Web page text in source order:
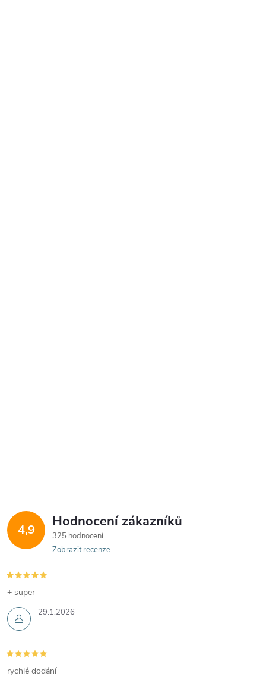
4,9 Hodnocení zákazníků
325 hodnocení
Zobrazit recenze
29.1.2026
+ super
rychlé dodání